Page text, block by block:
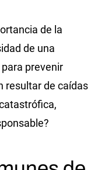
de la
de una
prevenir
resultar de caídas